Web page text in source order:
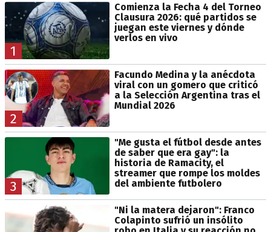
1
Comienza la Fecha 4 del Torneo
Clausura 2026: qué partidos se
juegan este viernes y dónde
verlos en vivo
2
Facundo Medina y la anécdota
viral con un gomero que criticó
a la Selección Argentina tras el
Mundial 2026
3
"Me gusta el fútbol desde antes
de saber que era gay": la
historia de Ramacity, el
streamer que rompe los moldes
del ambiente futbolero
"Ni la matera dejaron": Franco
Colapinto sufrió un insólito